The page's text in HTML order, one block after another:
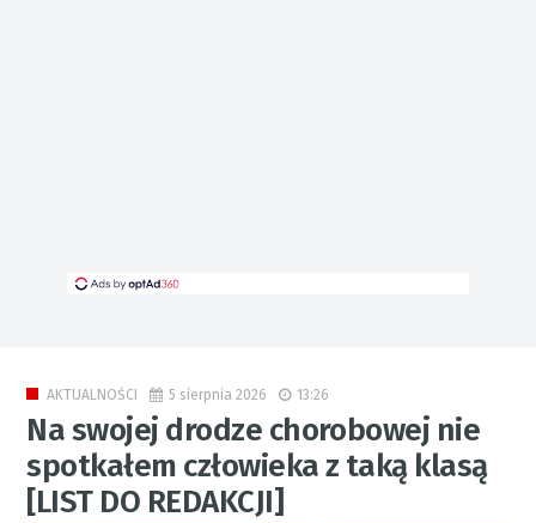
AKTUALNOŚCI 5 sierpnia 2026 13:26
Na swojej drodze chorobowej nie
spotkałem człowieka z taką klasą
[LIST DO REDAKCJI]